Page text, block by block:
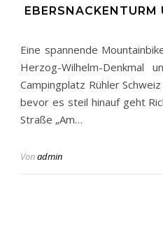
Eine spannende
Herzog-Wilhelm-Denkmal
Campingplatz Rühler
bevor es steil hinauf geht
Straße „Am…
Vonadmin